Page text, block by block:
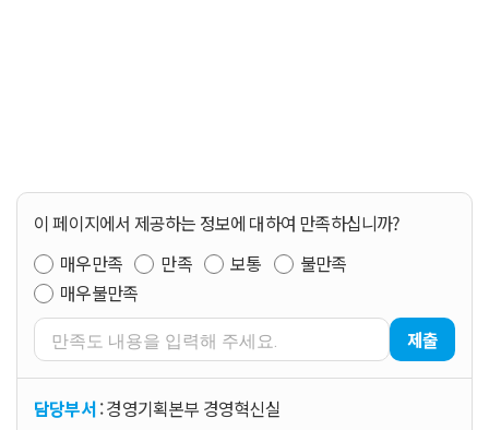
이 페이지에서 제공하는 정보에 대하여 만족하십니까?
매우만족
만족 보통
불만족
매우불만족
제출
담당부서: 경영기획본부 경영혁신실